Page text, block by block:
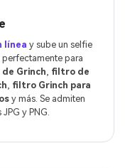
línea y sube un selfie
para
Grinch
filtro de
filtro Grinch para
y más. Se admiten
y PNG.